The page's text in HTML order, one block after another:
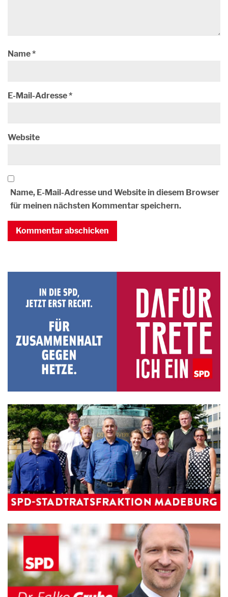
Name*
E-Mail-Adresse*
Website
Name, E-Mail-Adresse und Website in diesem Browser
für meinen nächsten Kommentar speichern.